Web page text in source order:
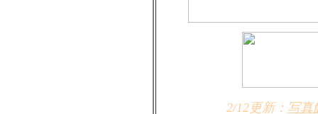
2/12更新： 写真